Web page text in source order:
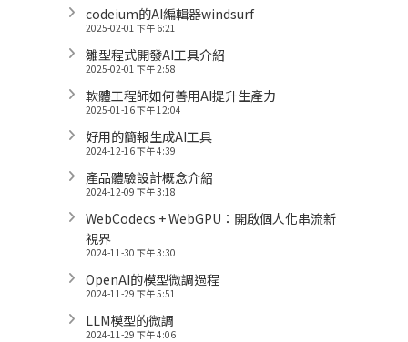
codeium的AI編輯器windsurf
2025-02-01 下午 6:21
雛型程式開發AI工具介紹
2025-02-01 下午 2:58
軟體工程師如何善用AI提升生產力
2025-01-16 下午 12:04
好用的簡報生成AI工具
2024-12-16 下午 4:39
產品體驗設計概念介紹
2024-12-09 下午 3:18
WebCodecs + WebGPU：開啟個人化串流新
視界
2024-11-30 下午 3:30
OpenAI的模型微調過程
2024-11-29 下午 5:51
LLM模型的微調
2024-11-29 下午 4:06